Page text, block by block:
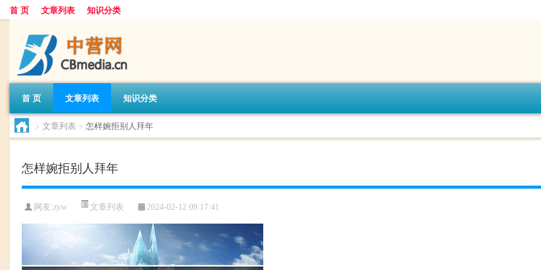
首 页 文章列表 知识分类
首 页 文章列表 知识分类
> 文章列表 > 怎样婉拒别人拜年
怎样婉拒别人拜年
网友:zyw 文章列表 2024-02-12 09:17:41